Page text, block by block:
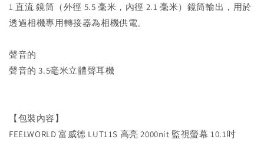
1 直流 鏡筒（外徑 5.5 毫米，內徑 2.1 毫米）鏡筒輸出，用於
透過相機專用轉接器為相機供電。
聲音的
聲音的 3.5毫米立體聲耳機
【包裝內容】
FEELWORLD 富威德 LUT11S 高亮 2000nit 監視螢幕 10.1吋